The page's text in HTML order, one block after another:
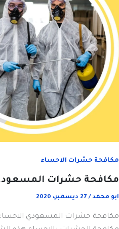
مكافحة حشرات الاحساء
مكافحة حشرات
ابو محمد / 27 ديسمبر، 2020
مكافحة حشرات المسعودي